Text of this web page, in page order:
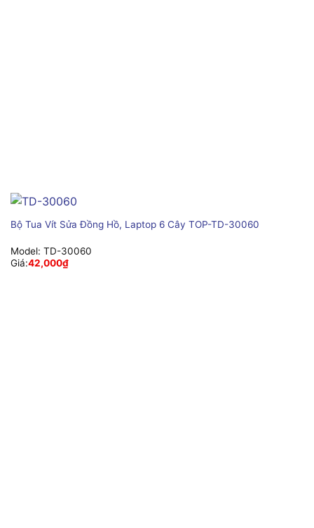
Bộ Tua Vít Sửa Đồng Hồ, Laptop 6 Cây TOP-TD-30060
Model: TD-30060
Giá:42,000₫